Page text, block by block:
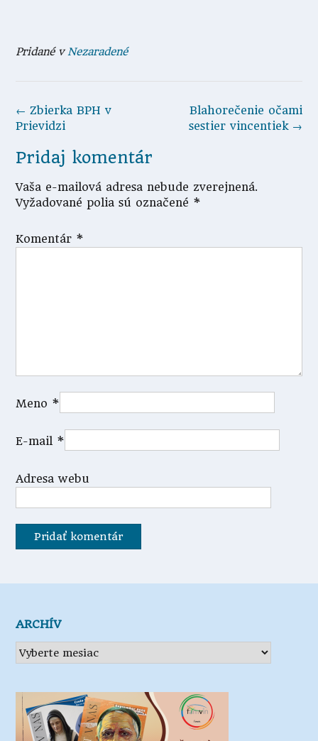
Pridané vNezaradené
Navigácia
v
Blahorečenie očami
sestier vincentiek →
← Zbierka BPH v
Prievidzi
Pridaj komentár
Vaša e-mailová adresa nebude zverejnená.
Vyžadované polia sú označené *
Komentár *
Meno *
E-mail *
Adresa webu
ARCHÍV
Archív